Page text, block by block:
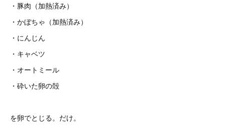
・豚肉（加熱済み）
・かぼちゃ（加熱済み）
・にんじん
・キャベツ
・オートミール
・砕いた卵の殻
を卵でとじる。だけ。